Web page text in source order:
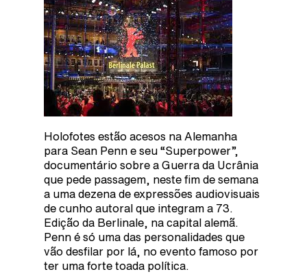
Holofotes estão acesos na Alemanha
para Sean Penn e seu “Superpower”,
documentário sobre a Guerra da Ucrânia
que pede passagem, neste fim de semana
a uma dezena de expressões audiovisuais
de cunho autoral que integram a 73.
Edição da Berlinale, na capital alemã.
Penn é só uma das personalidades que
vão desfilar por lá, no evento famoso por
ter uma forte toada política.